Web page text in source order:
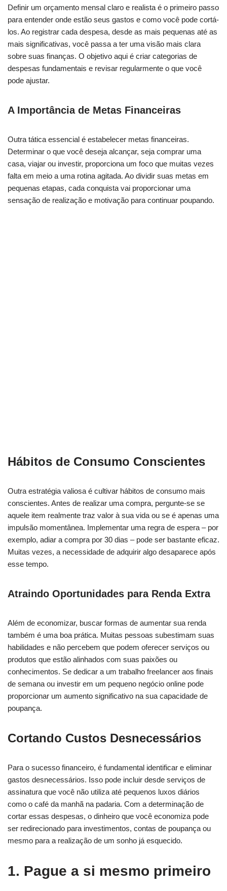
Definir um orçamento mensal claro e realista é o primeiro passo
para entender onde estão seus gastos e como você pode cortá-
los. Ao registrar cada despesa, desde as mais pequenas até as
mais significativas, você passa a ter uma visão mais clara
sobre suas finanças. O objetivo aqui é criar categorias de
despesas fundamentais e revisar regularmente o que você
pode ajustar.
A Importância de Metas Financeiras
Outra tática essencial é estabelecer metas financeiras.
Determinar o que você deseja alcançar, seja comprar uma
casa, viajar ou investir, proporciona um foco que muitas vezes
falta em meio a uma rotina agitada. Ao dividir suas metas em
pequenas etapas, cada conquista vai proporcionar uma
sensação de realização e motivação para continuar poupando.
Hábitos de Consumo Conscientes
Outra estratégia valiosa é cultivar hábitos de consumo mais
conscientes. Antes de realizar uma compra, pergunte-se se
aquele item realmente traz valor à sua vida ou se é apenas uma
impulsão momentânea. Implementar uma regra de espera – por
exemplo, adiar a compra por 30 dias – pode ser bastante eficaz.
Muitas vezes, a necessidade de adquirir algo desaparece após
esse tempo.
Atraindo Oportunidades para Renda Extra
Além de economizar, buscar formas de aumentar sua renda
também é uma boa prática. Muitas pessoas subestimam suas
habilidades e não percebem que podem oferecer serviços ou
produtos que estão alinhados com suas paixões ou
conhecimentos. Se dedicar a um trabalho freelancer aos finais
de semana ou investir em um pequeno negócio online pode
proporcionar um aumento significativo na sua capacidade de
poupança.
Cortando Custos Desnecessários
Para o sucesso financeiro, é fundamental identificar e eliminar
gastos desnecessários. Isso pode incluir desde serviços de
assinatura que você não utiliza até pequenos luxos diários
como o café da manhã na padaria. Com a determinação de
cortar essas despesas, o dinheiro que você economiza pode
ser redirecionado para investimentos, contas de poupança ou
mesmo para a realização de um sonho já esquecido.
1. Pague a si mesmo primeiro